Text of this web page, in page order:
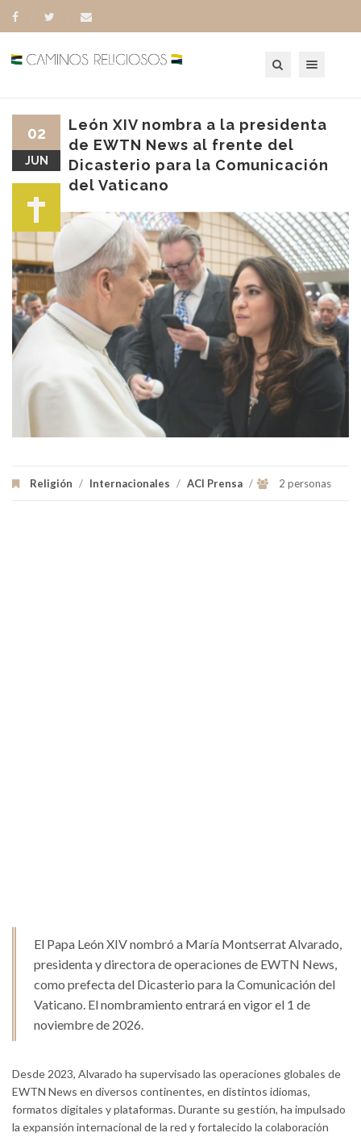
León XIV nombra a la presidenta
de EWTN News al frente del
Dicasterio para la Comunicación
del Vaticano
Religión / Internacionales / ACI Prensa / 2 personas
02
JUN
El Papa León XIV nombró a María Montserrat Alvarado,
presidenta y directora de operaciones de EWTN News,
como prefecta del Dicasterio para la Comunicación del
Vaticano. El nombramiento entrará en vigor el 1 de
noviembre de 2026.
Desde 2023, Alvarado ha supervisado las operaciones globales de
EWTN News en diversos continentes, en distintos idiomas,
formatos digitales y plataformas. Durante su gestión, ha impulsado
la expansión internacional de la red y fortalecido la colaboración